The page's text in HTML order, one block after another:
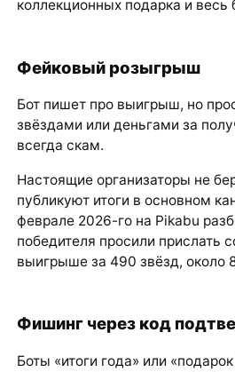
коллекционных подарка и весь
Фейковый розыгрыш
Бот пишет про выигрыш, но
звёздами или деньгами за
всегда скам.
Настоящие организаторы не
публикуют итоги в основном
феврале 2026-го на Pikabu
победителя просили прислать
выигрыше за 490 звёзд, около
Фишинг через код
Боты «итоги года» или